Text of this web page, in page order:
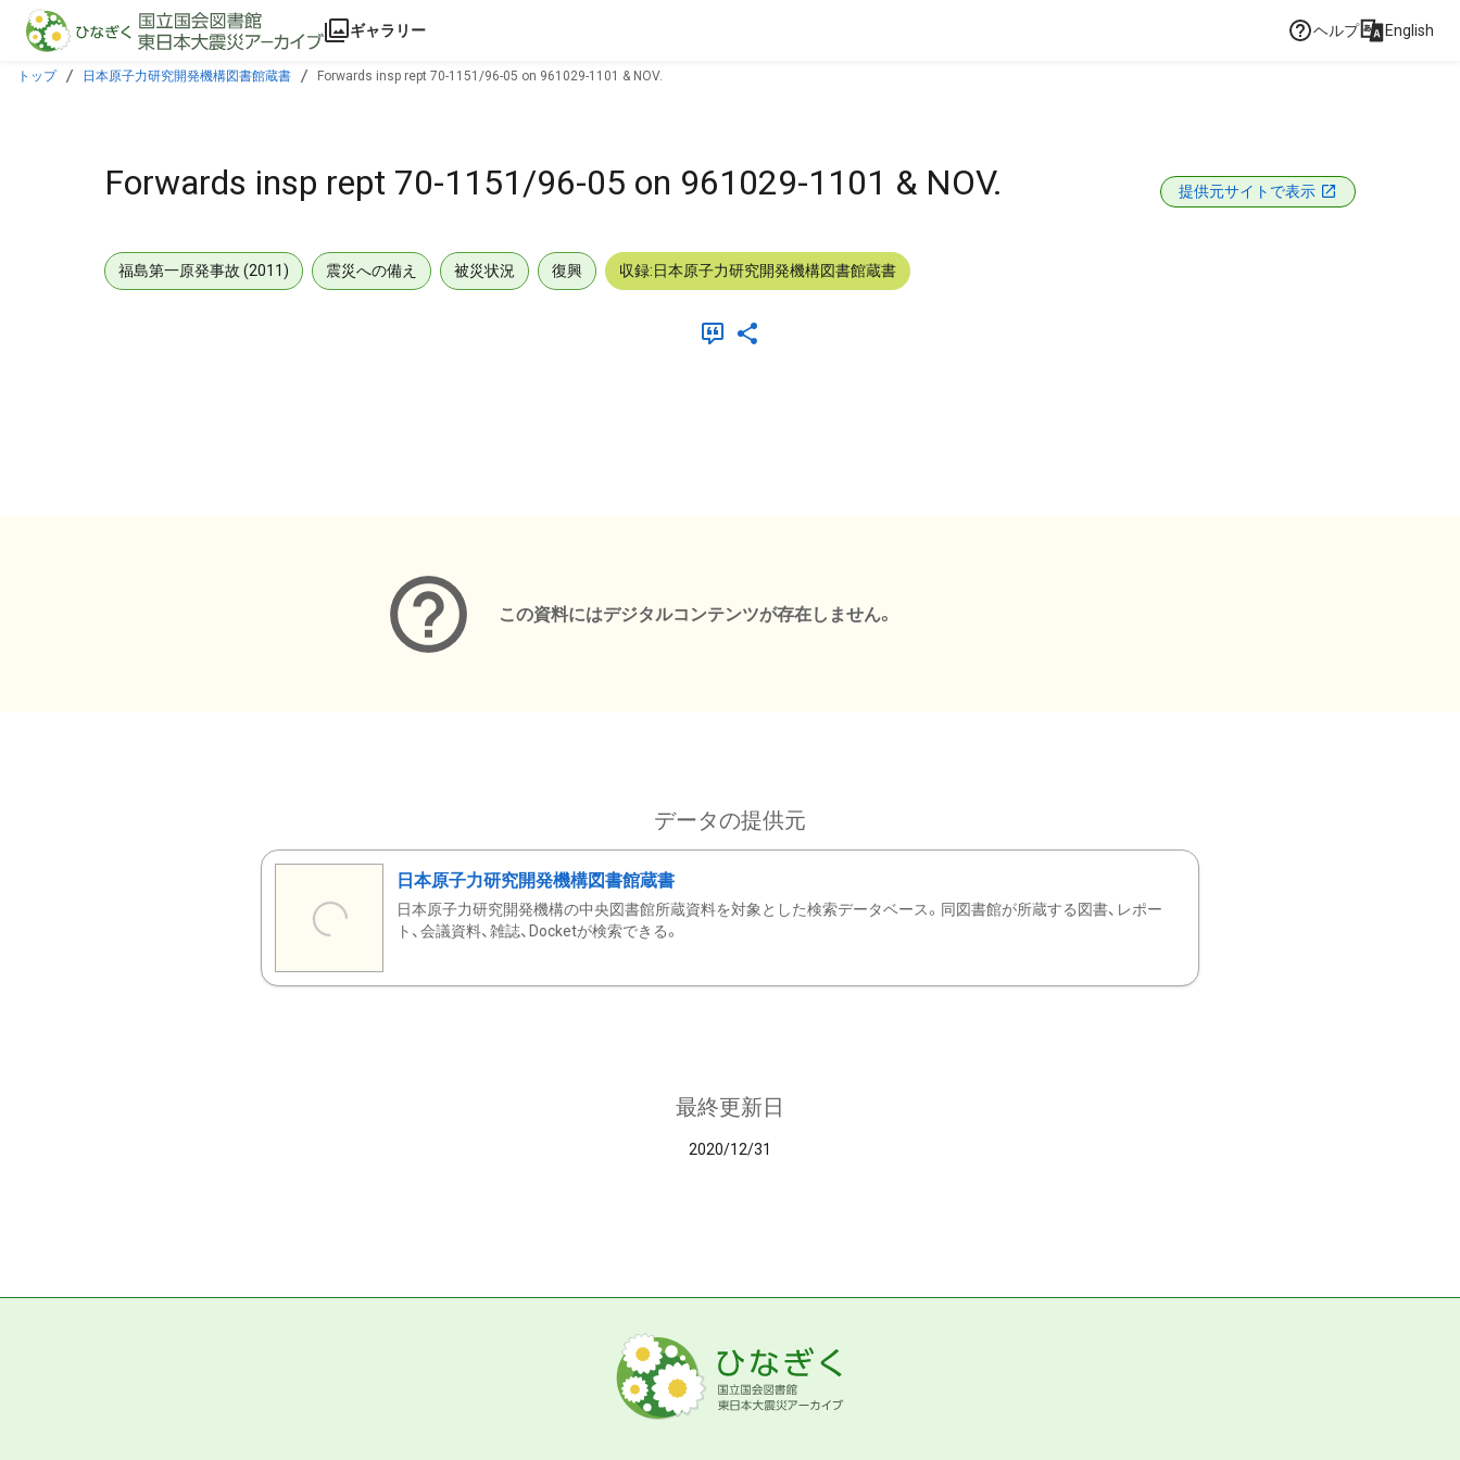
本文に飛ぶ
ギャラリー ヘルプ English
トップ 日本原子力研究開発機構図書館蔵書 Forwards insp rept 70-1151/96-05 on 961029-1101 & NOV.
Forwards insp rept 70-1151/96-05 on 961029-1101 & NOV. 提供元サイトで表示
福島第一原発事故 (2011) 震災への備え 被災状況 復興 収録:日本原子力研究開発機構図書館蔵書
この資料にはデジタルコンテンツが存在しません。
データの提供元
日本原子力研究開発機構図書館蔵書
日本原子力研究開発機構の中央図書館所蔵資料を対象とした検索データベース。同図書館が所蔵する図書、レポー
ト、会議資料、雑誌、Docketが検索できる。
最終更新日
2020/12/31